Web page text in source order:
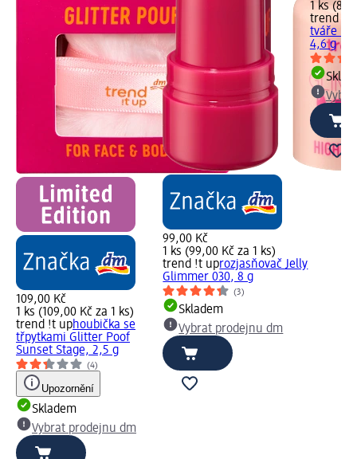
109,00 Kč
1 ks (109,00 Kč za 1 ks)
trend !t uphoubička se
třpytkami Glitter Poof
Sunset Stage, 2,5 g
(4)
Upozornění
Skladem
Vybrat prodejnu dm
99,00 Kč
1 ks (99,00 Kč za 1 ks)
trend !t uprozjasňovač Jelly
Glimmer 030, 8 g
(3)
Skladem
Vybrat prodejnu dm
1 ks
trend !t
tváře
4,6 g